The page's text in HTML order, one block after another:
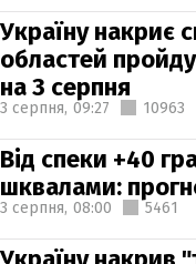
Україну накриє
областей
на 3 серпня
3 серпня, 09:27 10963
Від спеки +40
шквалами:
3 серпня, 08:00 5461